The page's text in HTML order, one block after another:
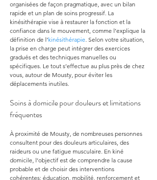
organisées de façon pragmatique, avec un bilan
rapide et un plan de soins progressif. La
kinésithérapie vise à restaurer la fonction et la
confiance dans le mouvement, comme l’explique la
définition de l’kinésithérapie. Selon votre situation,
la prise en charge peut intégrer des exercices
gradués et des techniques manuelles ou
spécifiques. Le tout s’effectue au plus près de chez
vous, autour de Mousty, pour éviter les
déplacements inutiles.
Soins à domicile pour douleurs et limitations
fréquentes
À proximité de Mousty, de nombreuses personnes
consultent pour des douleurs articulaires, des
raideurs ou une fatigue musculaire. En kiné
domicile, l’objectif est de comprendre la cause
probable et de choisir des interventions
cohérentes: éducation, mobilité, renforcement et